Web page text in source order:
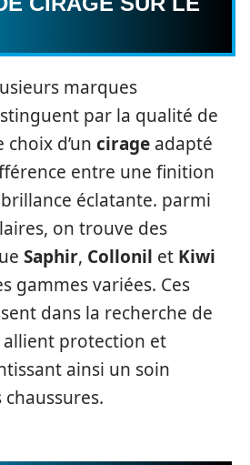
marques
par la qualité de
d’un cirage adapté
entre une finition
éclatante. parmi
on trouve des
Saphir, Collonil et Kiwi
gammes variées. Ces
dans la recherche de
protection et
ainsi un soin